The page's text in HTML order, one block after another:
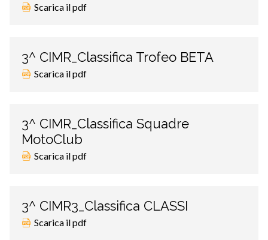
Scarica il pdf
3^ CIMR_Classifica Trofeo BETA
Scarica il pdf
3^ CIMR_Classifica Squadre
MotoClub
Scarica il pdf
3^ CIMR3_Classifica CLASSI
Scarica il pdf